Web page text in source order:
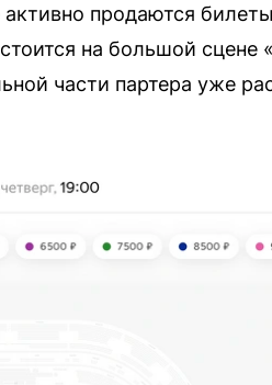
продаются
на большой
части партера уже